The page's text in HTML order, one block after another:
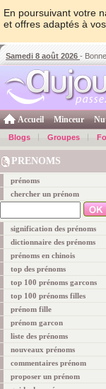
En poursuivant votre
et offres adaptés à
Samedi 8 août 2026 -
Accueil Minceur
Blogs Groupes
PRENOMS
prénoms
chercher un prénom
signification des prénoms
dictionnaire des prénoms
prénoms en chinois
top des prénoms
top 100 prénoms garcons
top 100 prénoms filles
prénom fille
prénom garcon
liste des prénoms
nouveaux prénoms
commentaires prénom
proposer un prénom